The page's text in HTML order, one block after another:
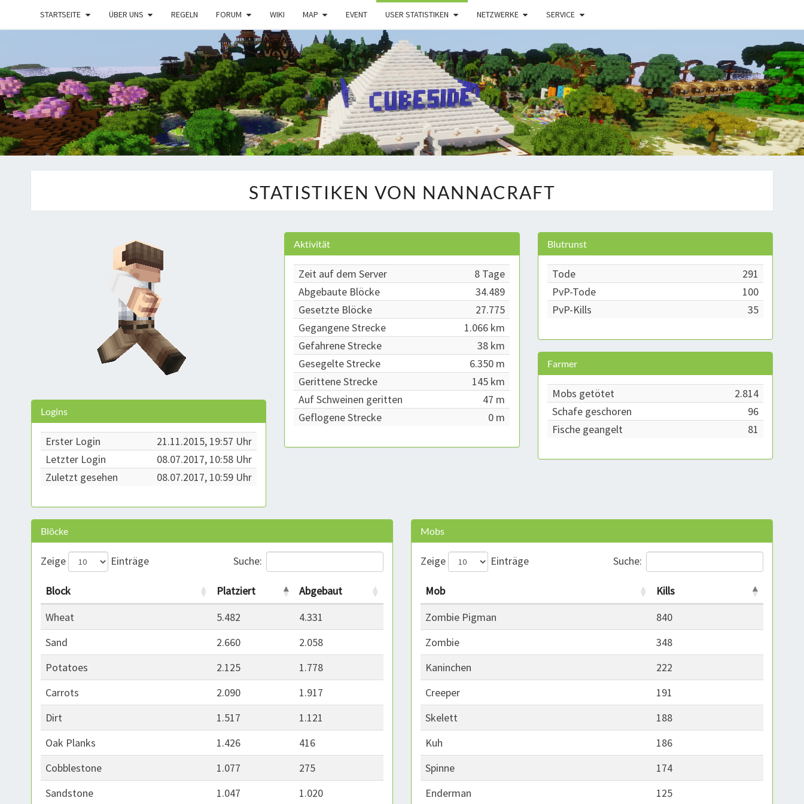
STARTSEITE ÜBER UNS REGELN FORUM WIKI MAP EVENT USER STATISTIKEN NETZWERKE SERVICE
STATISTIKEN VON NANNACRAFT
Logins
Erster Login
21.11.2015, 19:57 Uhr
Letzter Login
08.07.2017, 10:58 Uhr
Zuletzt gesehen
08.07.2017, 10:59 Uhr
Aktivität
Zeit auf dem Server
8 Tage
Abgebaute Blöcke
34.489
Gesetzte Blöcke
27.775
Gegangene Strecke
1.066 km
Gefahrene Strecke
38 km
Gesegelte Strecke
6.350 m
Gerittene Strecke
145 km
Auf Schweinen geritten
47 m
Geflogene Strecke
0 m
Blutrunst
Tode
291
PvP-Tode
100
PvP-Kills
35
Farmer
Mobs getötet
2.814
Schafe geschoren
96
Fische geangelt
81
Blöcke
Zeige Einträge Suche:
Block Platziert
Abgebaut
Wheat
5.482
4.331
Sand
2.660
2.058
Potatoes
2.125
1.778
Carrots
2.090
1.917
Dirt
1.517
1.121
Oak Planks
1.426
416
Cobblestone
1.077
275
Sandstone
1.047 1.020
Mobs
Zeige Einträge Suche:
Mob
Kills
Zombie Pigman
840
Zombie
348
Kaninchen
222
Creeper
191
Skelett
188
Kuh
186
Spinne
174
Enderman
125